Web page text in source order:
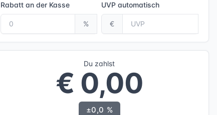
Rabatt an der Kasse
%
UVPautomatisch
€
Du zahlst
€ 0,00
±0,0 %